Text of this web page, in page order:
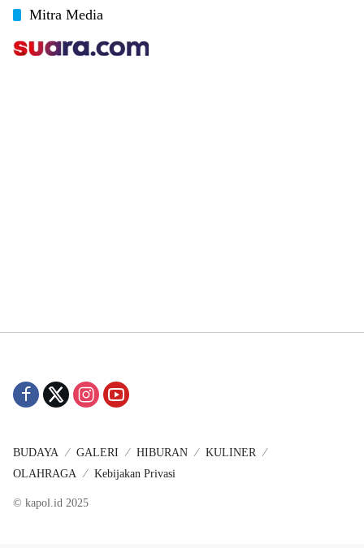
Mitra Media
BUDAYA GALERI HIBURAN
KULINER
OLAHRAGA
Kebijakan Privasi
© kapol.id 2025